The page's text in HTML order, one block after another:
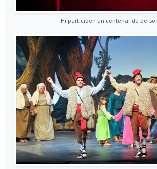
Hi participen un centenar de